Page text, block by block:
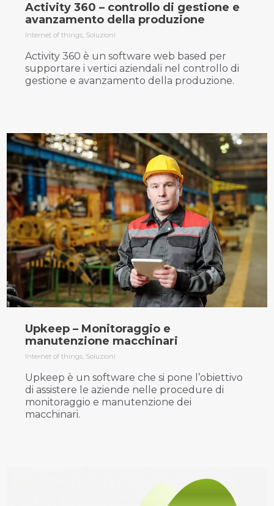
Activity 360 – controllo di gestione e
avanzamento della produzione
Internet of things, Soluzioni
Activity 360 è un software web based per
supportare i vertici aziendali nel controllo di
gestione e avanzamento della produzione.
Upkeep – Monitoraggio e
manutenzione macchinari
Internet of things, Soluzioni
Upkeep è un software che si pone l’obiettivo
di assistere le aziende nelle procedure di
monitoraggio e manutenzione dei
macchinari.